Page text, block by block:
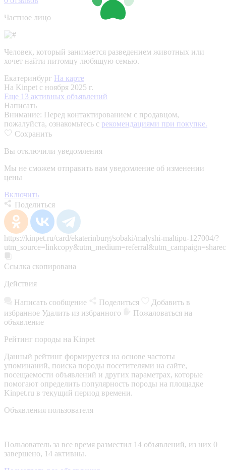
Частное лицо
Человек, который занимается разведением животных или
хочет найти питомцу любящую семью.
Екатеринбург На карте
На Kinpet c ноября 2025 г.
Еще 13 активных объявлений
Написать
Внимание: Перед контактированием с продавцом,
пожалуйста, ознакомьтесь с рекомендациями при покупке.
Сохранить
Вы отключили уведомления
Мы не сможем отправить вам уведомление об изменении
цены
Включить
Поделиться
https://kinpet.ru/card/ekaterinburg/sobaki/malyshi-maltipu-127004/?
Ссылка скопирована
Действия
Написать сообщение Поделиться
Добавить в
избранное Удалить из избранного
Пожаловаться на
объявление
Рейтинг породы на Kinpet
Данный рейтинг формируется на основе частоты
упоминаний, поиска породы посетителями на сайте,
посещаемости объявлений и других параметрах, которые
помогают определить популярность породы на площадке
Kinpet.ru в текущий период времени.
Объявления пользователя
Пользователь за все время разместил 14 объявлений, из них 0
завершено, 14 активны.